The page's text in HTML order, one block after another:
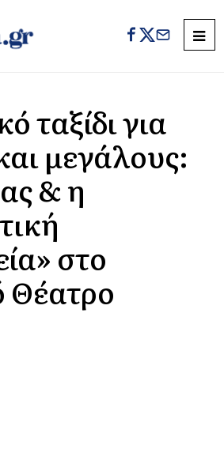
ταξίδι για
μεγάλους:
& η
στο
Θέατρο